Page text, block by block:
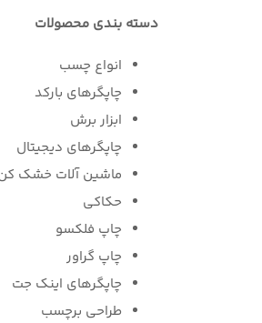
دسته بندی محصولات
انواع چسب
چاپگرهای بارکد
ابزار برش
چاپگرهای دیجیتال
ماشین آلات خشک
حکاکی
چاپ فلکسو
چاپ گراور
چاپگرهای اینک جت
طراحی برچسب